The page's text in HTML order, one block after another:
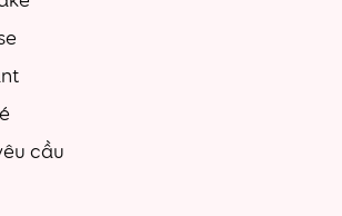
cầu